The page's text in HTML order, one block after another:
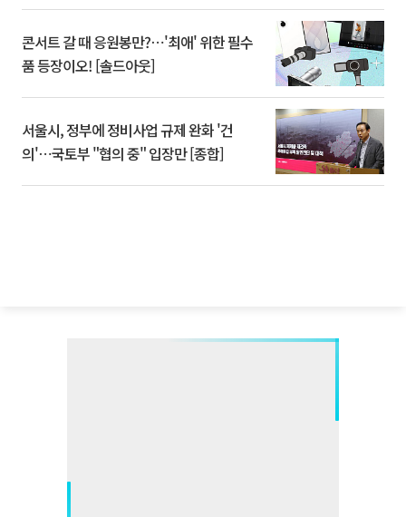
콘서트 갈 때 응원봉만?⋯'최애' 위한 필수
품 등장이오! [솔드아웃]
서울시, 정부에 정비사업 규제 완화 '건
의'⋯국토부 "협의 중" 입장만 [종합]